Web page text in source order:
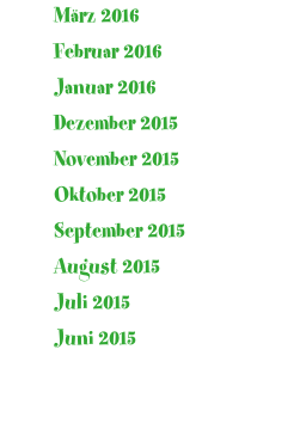
März 2016
Februar 2016
Januar 2016
Dezember 2015
November 2015
Oktober 2015
September 2015
August 2015
Juli 2015
Juni 2015